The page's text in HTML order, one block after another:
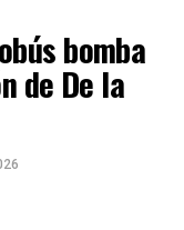
bomba
de De la